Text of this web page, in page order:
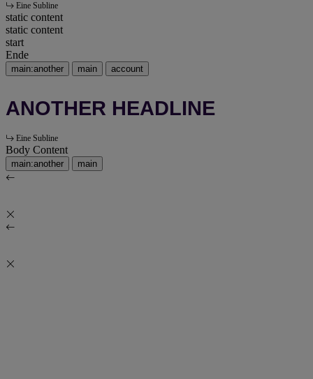
Eine Subline
static content
static content
start
Ende
main:another main account
ANOTHER HEADLINE
Eine Subline
Body Content
main:another main